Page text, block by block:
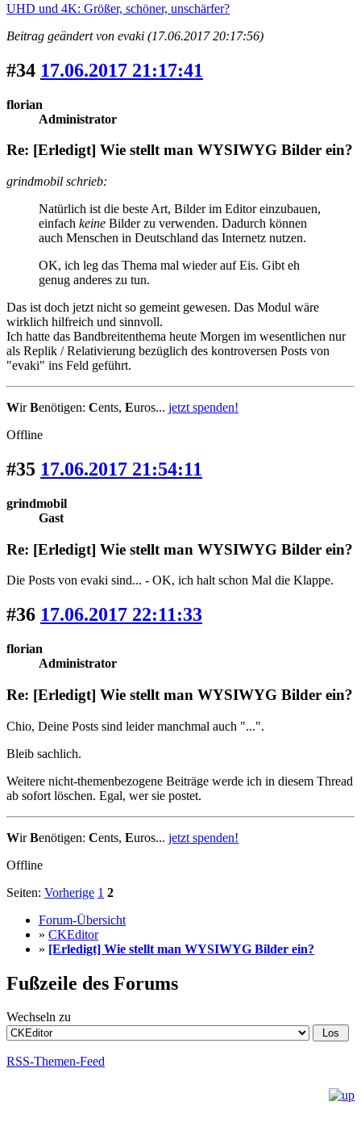
UHD und 4K: Größer, schöner, unschärfer?
Beitrag geändert von evaki (17.06.2017 20:17:56)
#34 17.06.2017 21:17:41
florian
Administrator
Re: [Erledigt] Wie stellt man WYSIWYG Bilder ein?
grindmobil schrieb:
Natürlich ist die beste Art, Bilder im Editor einzubauen,
einfach keine Bilder zu verwenden. Dadurch können
auch Menschen in Deutschland das Internetz nutzen.
OK, ich leg das Thema mal wieder auf Eis. Gibt eh
genug anderes zu tun.
Das ist doch jetzt nicht so gemeint gewesen. Das Modul wäre
wirklich hilfreich und sinnvoll.
Ich hatte das Bandbreitenthema heute Morgen im wesentlichen nur
als Replik / Relativierung bezüglich des kontroversen Posts von
"evaki" ins Feld geführt.
WirBenötigen: Cents, Euros... jetzt spenden!
Offline
#35 17.06.2017 21:54:11
grindmobil
Gast
Re: [Erledigt] Wie stellt man WYSIWYG Bilder ein?
Die Posts von evaki sind... - OK, ich halt schon Mal die Klappe.
#36 17.06.2017 22:11:33
florian
Administrator
Re: [Erledigt] Wie stellt man WYSIWYG Bilder ein?
Chio, Deine Posts sind leider manchmal auch "...".
Bleib sachlich.
Weitere nicht-themenbezogene Beiträge werde ich in diesem Thread
ab sofort löschen. Egal, wer sie postet.
WirBenötigen: Cents, Euros... jetzt spenden!
Offline
Seiten: Vorherige 1 2
Forum-Übersicht
» CKEditor
» [Erledigt] Wie stellt man WYSIWYG Bilder ein?
Fußzeile des Forums
Wechseln zu
RSS-Themen-Feed